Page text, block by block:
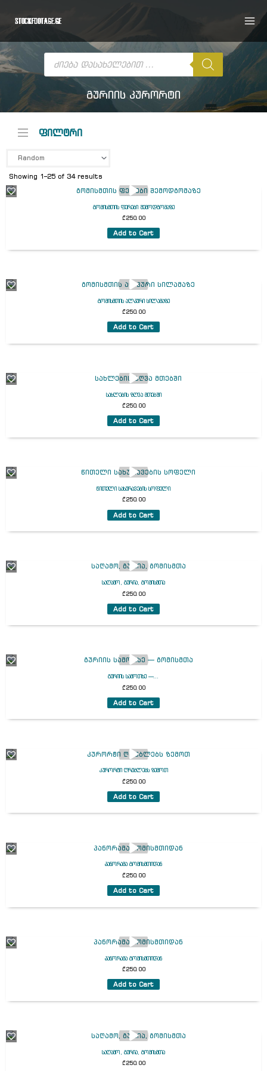
content
Products
search
გურიის კურორტი
ფილტრი
Showing 1–25 of 34 results
გომისმთის ფერები შემოდგომაზე
₾250.00
Add to Cart
გომისმთის ალპური სილამაზე
₾250.00
Add to Cart
სახლების ზღვა მთებში
₾250.00
Add to Cart
წითელი სახურავების სოფელი
₾250.00
Add to Cart
საღამო, გურია, გომისმთა
₾250.00
Add to Cart
გურიის სამოთხე —...
₾250.00
Add to Cart
კურორტი ღრუბლებს ზემოთ
₾250.00
Add to Cart
პანორამა გომისმთიდან
₾250.00
Add to Cart
პანორამა გომისმთიდან
₾250.00
Add to Cart
საღამო, გურია, გომისმთა
₾250.00